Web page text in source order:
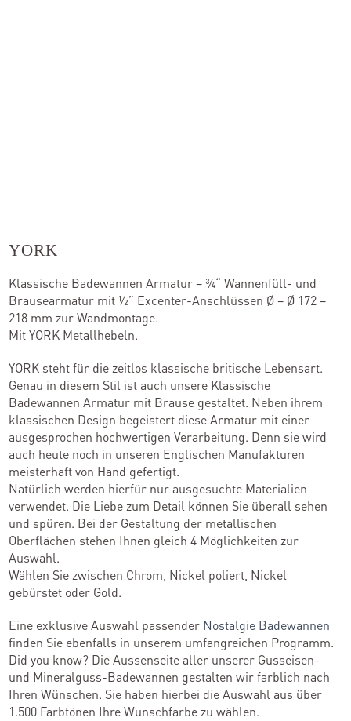
YORK
Klassische Badewannen Armatur – ¾“ Wannenfüll- und
Brausearmatur mit ½” Excenter-Anschlüssen Ø – Ø 172 –
218 mm zur Wandmontage.
Mit YORK Metallhebeln.
YORK steht für die zeitlos klassische britische Lebensart.
Genau in diesem Stil ist auch unsere Klassische
Badewannen Armatur mit Brause gestaltet. Neben ihrem
klassischen Design begeistert diese Armatur mit einer
ausgesprochen hochwertigen Verarbeitung. Denn sie wird
auch heute noch in unseren Englischen Manufakturen
meisterhaft von Hand gefertigt.
Natürlich werden hierfür nur ausgesuchte Materialien
verwendet. Die Liebe zum Detail können Sie überall sehen
und spüren. Bei der Gestaltung der metallischen
Oberflächen stehen Ihnen gleich 4 Möglichkeiten zur
Auswahl.
Wählen Sie zwischen Chrom, Nickel poliert, Nickel
gebürstet oder Gold.
Eine exklusive Auswahl passender Nostalgie Badewannen
finden Sie ebenfalls in unserem umfangreichen Programm.
Did you know? Die Aussenseite aller unserer Gusseisen-
und Mineralguss-Badewannen gestalten wir farblich nach
Ihren Wünschen. Sie haben hierbei die Auswahl aus über
1.500 Farbtönen Ihre Wunschfarbe zu wählen.